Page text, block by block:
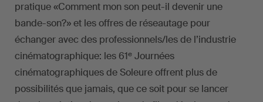
pratique «Comment mon son peut-il devenir une
bande-son?» et les offres de réseautage pour
échanger avec des professionnels/les de l’industrie
cinématographique: les 61e Journées
cinématographiques de Soleure offrent plus de
possibilités que jamais, que ce soit pour se lancer